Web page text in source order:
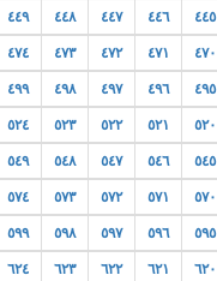
٤٤٥ ٤٤٦ ٤٤٧ ٤٤٨ ٤٤٩
٤٧٠ ٤٧١ ٤٧٢ ٤٧٣ ٤٧٤
٤٩٥ ٤٩٦ ٤٩٧ ٤٩٨ ٤٩٩
٥٢٠ ٥٢١ ٥٢٢ ٥٢٣ ٥٢٤
٥٤٥ ٥٤٦ ٥٤٧ ٥٤٨ ٥٤٩
٥٧٠ ٥٧١ ٥٧٢ ٥٧٣ ٥٧٤
٥٩٥ ٥٩٦ ٥٩٧ ٥٩٨ ٥٩٩
٦٢٠ ٦٢١ ٦٢٢ ٦٢٣ ٦٢٤